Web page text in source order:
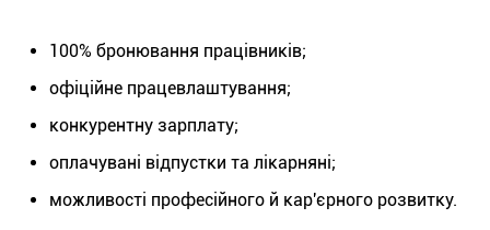
100% бронювання працівників;
офіційне працевлаштування;
конкурентну зарплату;
оплачувані відпустки та лікарняні;
можливості професійного й кар'єрного розвитку.